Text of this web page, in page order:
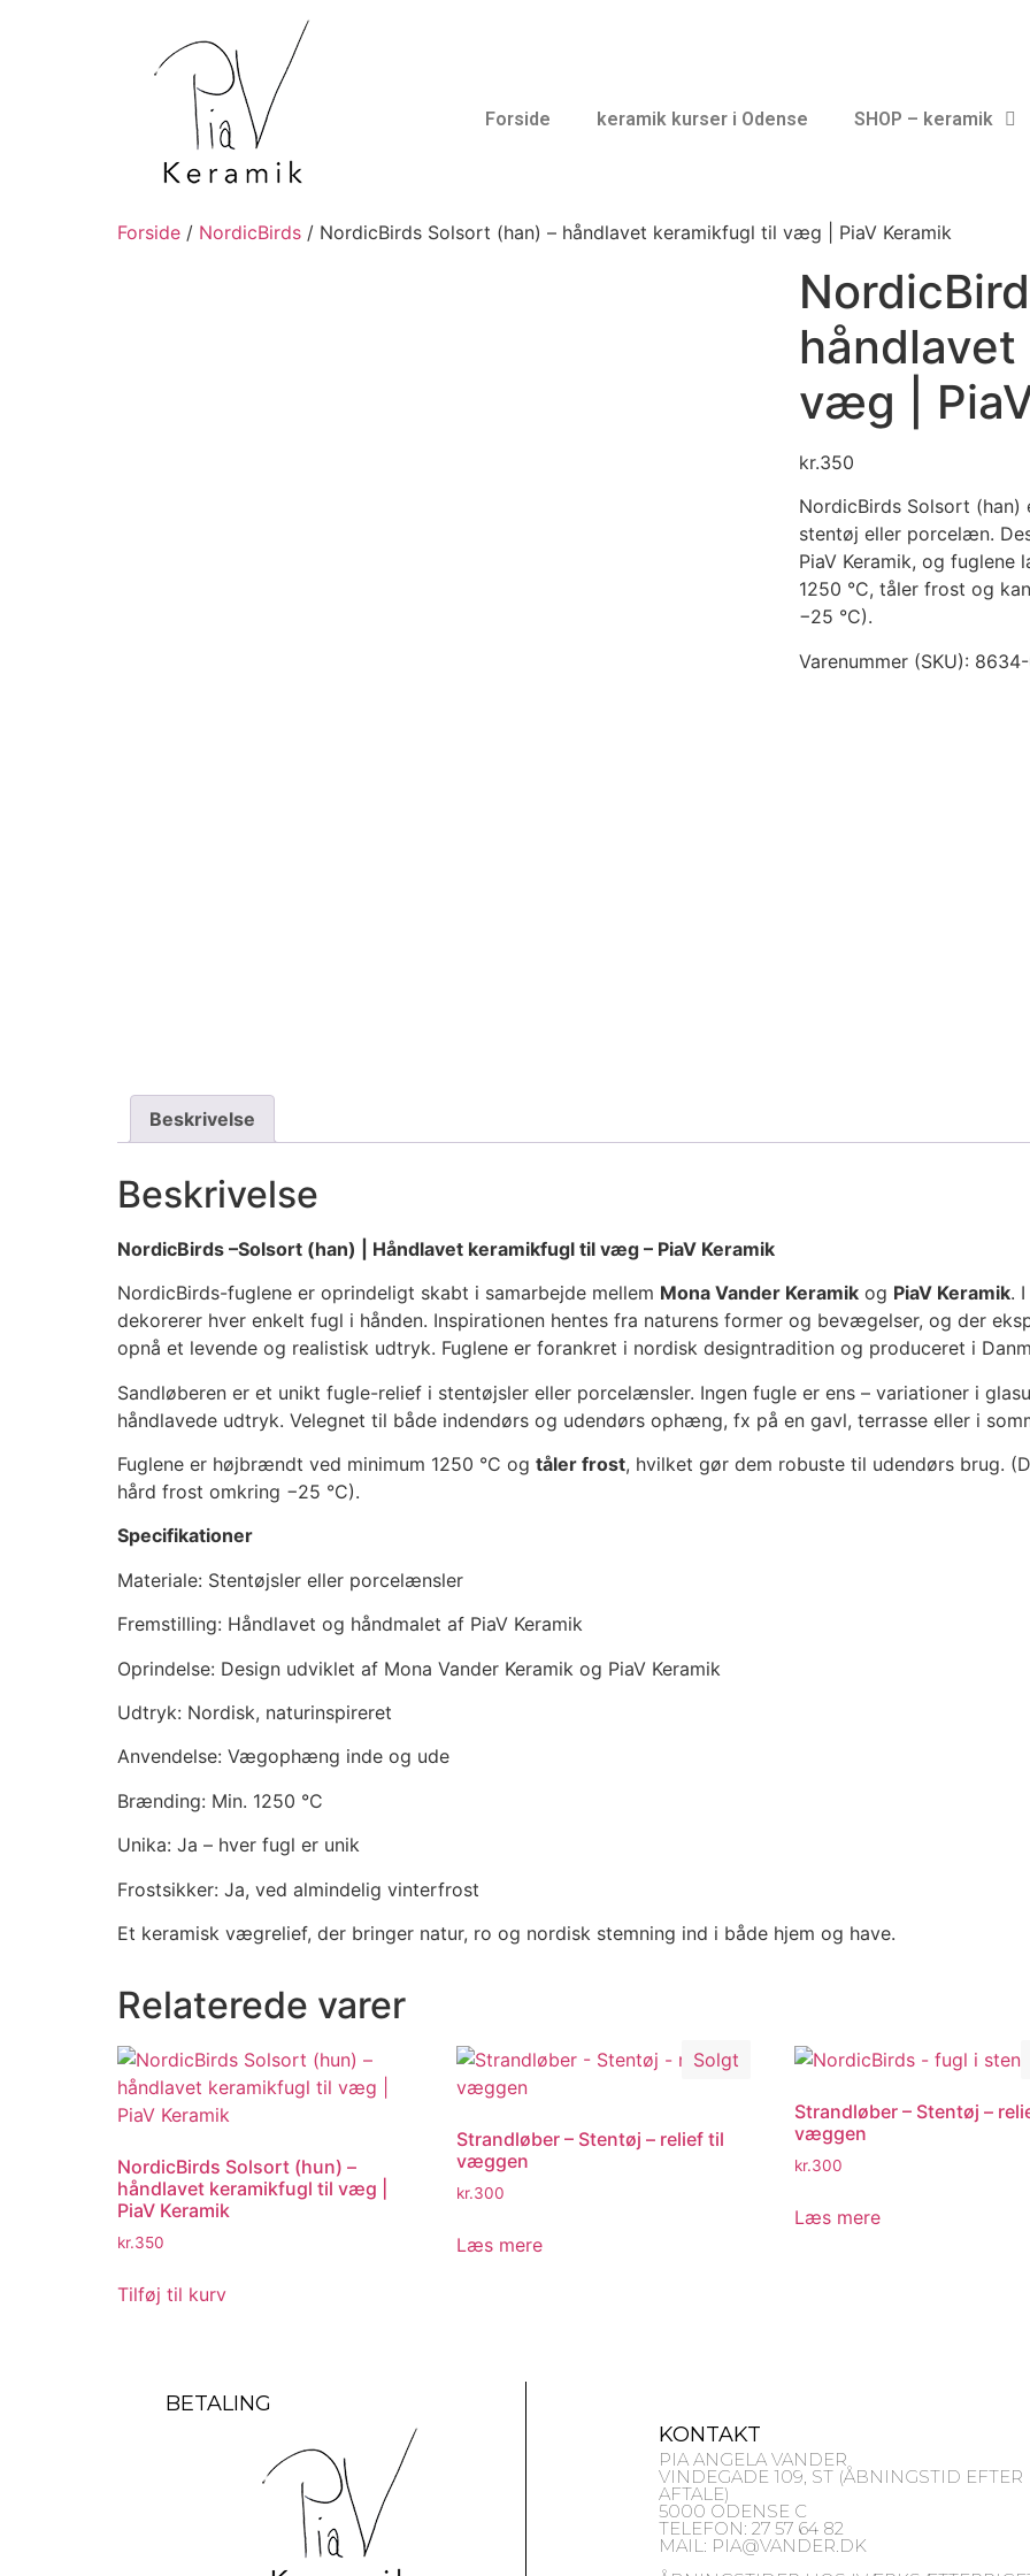
Forside keramik kurser i Odense SHOP – keramik
Forside / NordicBirds / NordicBirds Solsort (han) – håndlavet keramikfugl til væg | PiaV Keramik
væg |
kr.350
NordicBirds Solsort
stentøj eller porcelæn.
PiaV Keramik, og fuglene
1250 °C, tåler frost og
−25 °C).
Varenummer (SKU):
Beskrivelse
Beskrivelse
NordicBirds –Solsort (han) | Håndlavet keramikfugl til væg – PiaV Keramik
NordicBirds-fuglene er oprindeligt skabt i samarbejde mellem Mona Vander Keramik og PiaV Keramik.
dekorerer hver enkelt fugl i hånden. Inspirationen hentes fra naturens former og bevægelser, og der
opnå et levende og realistisk udtryk. Fuglene er forankret i nordisk designtradition og produceret i
Sandløberen er et unikt fugle-relief i stentøjsler eller porcelænsler. Ingen fugle er ens – variationer i
håndlavede udtryk. Velegnet til både indendørs og udendørs ophæng, fx på en gavl, terrasse eller i
Fuglene er højbrændt ved minimum 1250 °C og tåler frost, hvilket gør dem robuste til udendørs brug.
hård frost omkring −25 °C).
Specifikationer
Materiale: Stentøjsler eller porcelænsler
Fremstilling: Håndlavet og håndmalet af PiaV Keramik
Oprindelse: Design udviklet af Mona Vander Keramik og PiaV Keramik
Udtryk: Nordisk, naturinspireret
Anvendelse: Vægophæng inde og ude
Brænding: Min. 1250 °C
Unika: Ja – hver fugl er unik
Frostsikker: Ja, ved almindelig vinterfrost
Et keramisk vægrelief, der bringer natur, ro og nordisk stemning ind i både hjem og have.
Relaterede varer
NordicBirds Solsort (hun) –
håndlavet keramikfugl til væg |
PiaV Keramik
kr.350
Tilføj til kurv
Solgt
Strandløber – Stentøj – relief til
væggen
kr.300
Læs mere
Strandløber – Stentøj –
væggen
kr.300
Læs mere
BETALING
KONTAKT
PIA ANGELA VANDER
VINDEGADE 109, ST (ÅBNINGSTID EFTER
AFTALE)
5000 ODENSE C
TELEFON: 27 57 64 82
MAIL: PIA@VANDER.DK